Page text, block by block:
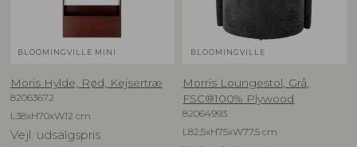
BLOOMINGVILLE MINI
Moris Hylde, Rød, Kejsertræ
82063672
L38xH70xW12 cm
Vejl. udsalgspris
BLOOMINGVILLE
Morris Loungestol, Grå,
FSC®100% Plywood
82064993
L82,5xH75xW77,5 cm